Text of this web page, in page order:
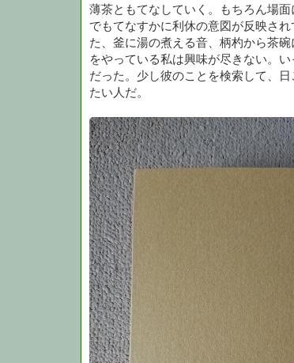
薄茶ともてなしていく。もちろん場
でもてなすかに利休の意図が反映さ
た、釜に湯の煮える音、柄杓から茶
をやっている私は興味が尽きない。
だった。少し彼のことを検索して、
たい人だ。